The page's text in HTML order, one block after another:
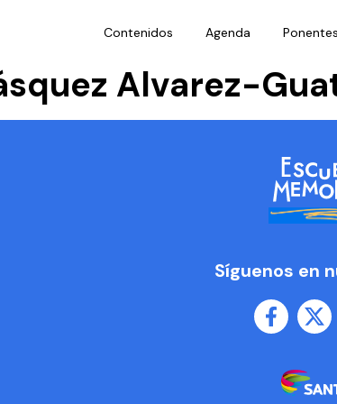
Contenidos Agenda Ponentes
Alvarez-
Síguenos en